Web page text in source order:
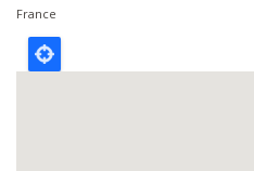
France